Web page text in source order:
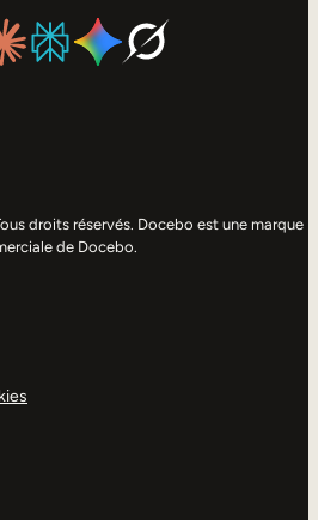
droits réservés. Docebo est une marque
de Docebo.